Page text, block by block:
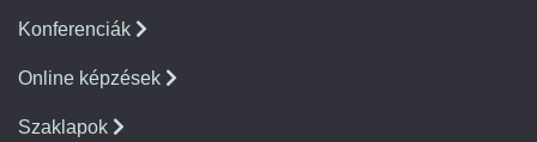
Konferenciák
Online képzések
Szaklapok